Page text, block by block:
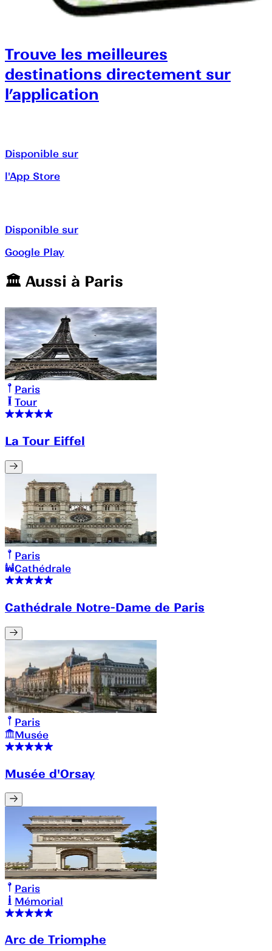
Trouve les meilleures
destinations directement sur
l’application
Disponible sur
l'App Store
Disponible sur
Google Play
🏛️️ Aussi à Paris
Paris
Tour
La Tour Eiffel
Paris
Cathédrale
Cathédrale Notre-Dame de Paris
Paris
Musée
Musée d'Orsay
Paris
Mémorial
Arc de Triomphe